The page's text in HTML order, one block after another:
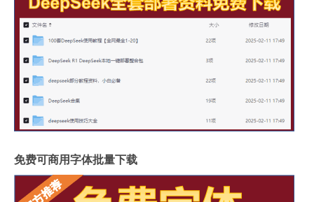
免费可商用字体批量下载